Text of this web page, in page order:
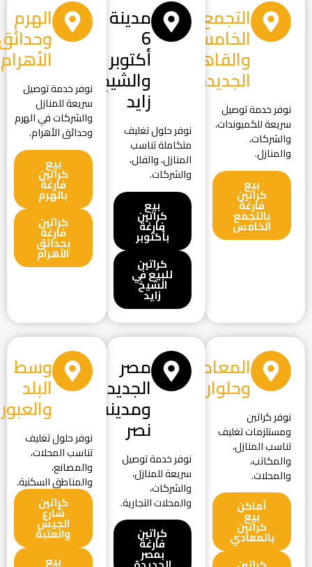
التجمع
الخامس
والقاهرة
الجديدة
نوفر خدمة توصيل
سريعة للكمبوندات،
والشركات،
والمنازل.
بيع
كراتين
فارغة
بالتجمع
الخامس
مدينة
6
أكتوبر
والشيخ
زايد
نوفر حلول تغليف
متكاملة تناسب
المنازل، والفلل،
والشركات.
بيع
كراتين
فارغة
بأكتوبر
كراتين
للبيع في
الشيخ
زايد
الهرم
الأهرام
نوفر خدمة توصيل
سريعة للمنازل
والشركات في الهرم
وحدائق الأهرام.
بيع
كراتين
فارغة
بالهرم
كراتين
فارغة
بحدائق
الأهرام
المعادي
وحلوان
نوفر كراتين
ومستلزمات تغليف
تناسب المنازل،
والمكاتب،
والمحلات.
أماكن
بيع
كراتين
بالمعادي
مصر
الجديدة
ومدينة
نصر
نوفر خدمة توصيل
سريعة للمنازل،
والشركات،
والمحلات التجارية.
كراتين
فارغة
بمصر
وسط
البلد
والعبور
نوفر حلول تغليف
تناسب المحلات،
والمصانع،
والمناطق السكنية.
كراتين
شارع
الجيش
والعتبة
بيع